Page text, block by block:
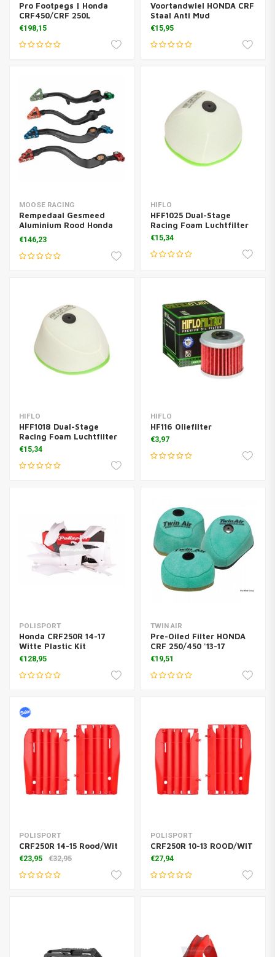
Pro Footpegs | Honda
CRF450/CRF 250L
€198,15
Voortandwiel HONDA CRF
Staal Anti Mud
€15,95
MOOSE RACING
Rempedaal Gesmeed
Aluminium Rood Honda
CRF 250 R
€146,23
HIFLO
HFF1025 Dual-Stage
Racing Foam Luchtfilter
€15,34
HIFLO
HFF1018 Dual-Stage
Racing Foam Luchtfilter
€15,34
HIFLO
HF116 Oliefilter
€3,97
POLISPORT
Honda CRF250R 14-17
Witte Plastic Kit
€128,95
TWIN AIR
Pre-Oiled Filter HONDA
CRF 250/450 '13-17
€19,51
POLISPORT
CRF250R 14-15 Rood/Wit
€23,95 €32,95
POLISPORT
CRF250R 10-13 ROOD/WIT
€27,94